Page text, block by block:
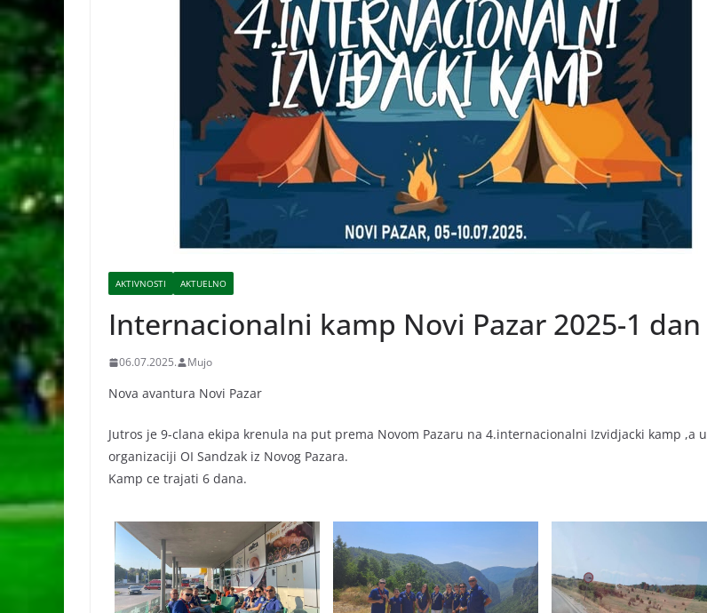
AKTIVNOSTI AKTUELNO
Internacionalni kamp Novi Pazar 2025-1 dan
06.07.2025. Mujo
Nova avantura Novi Pazar
Jutros je 9-clana ekipa krenula na put prema Novom Pazaru na 4.internacionalni Izvidjacki kamp ,a u
organizaciji OI Sandzak iz Novog Pazara.
Kamp ce trajati 6 dana.